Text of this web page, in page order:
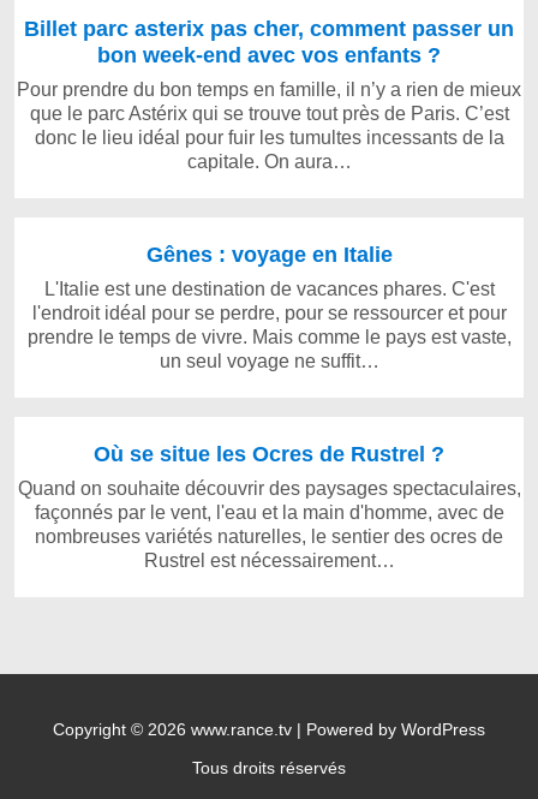
Billet parc asterix pas cher, comment passer un
bon week-end avec vos enfants ?
Pour prendre du bon temps en famille, il n’y a rien de mieux
que le parc Astérix qui se trouve tout près de Paris. C’est
donc le lieu idéal pour fuir les tumultes incessants de la
capitale. On aura…
Gênes : voyage en Italie
L'Italie est une destination de vacances phares. C'est
l'endroit idéal pour se perdre, pour se ressourcer et pour
prendre le temps de vivre. Mais comme le pays est vaste,
un seul voyage ne suffit…
Où se situe les Ocres de Rustrel ?
Quand on souhaite découvrir des paysages spectaculaires,
façonnés par le vent, l'eau et la main d'homme, avec de
nombreuses variétés naturelles, le sentier des ocres de
Rustrel est nécessairement…
Copyright © 2026 www.rance.tv | Powered by WordPress
Tous droits réservés